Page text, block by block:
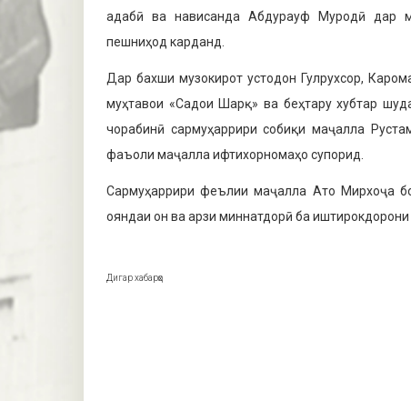
адабӣ ва нависанда Абдурауф Муродӣ дар
пешниҳод карданд.
Дар бахши музокирот устодон Гулрухсор,
муҳтавои «Садои Шарқ» ва беҳтару хубтар
чорабинӣ сармуҳаррири собиқи маҷалла
фаъоли маҷалла ифтихорномаҳо супорид.
Сармуҳаррири феълии маҷалла Ато Мирхоҷа
ояндаи он ва арзи миннатдорӣ ба
Дигар хабарҳо